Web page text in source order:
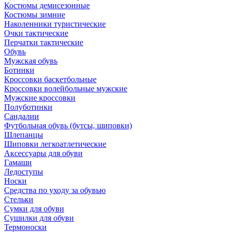
Костюмы демисезонные
Костюмы зимние
Наколенники туристические
Очки тактические
Перчатки тактические
Обувь
Мужская обувь
Ботинки
Кроссовки баскетбольные
Кроссовки волейбольные мужские
Мужские кроссовки
Полуботинки
Сандалии
Футбольная обувь (бутсы, шиповки)
Шлепанцы
Шиповки легкоатлетические
Аксессуары для обуви
Гамаши
Ледоступы
Носки
Средства по уходу за обувью
Стельки
Сумки для обуви
Сушилки для обуви
Термоноски